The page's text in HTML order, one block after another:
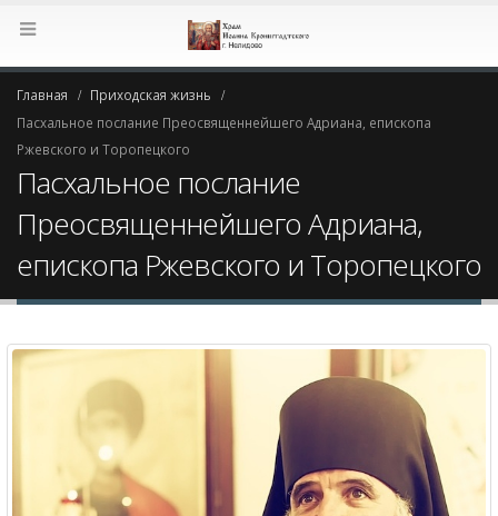
Главная
Приходская жизнь
Пасхальное послание Преосвященнейшего Адриана, епископа
Ржевского и Торопецкого
Пасхальное послание
Преосвященнейшего Адриана,
епископа Ржевского и Торопецкого